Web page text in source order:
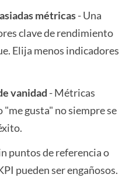
métricas- Una
clave de rendimiento
Elija menos indicadores
vanidad - Métricas
"me gusta" no siempre se
puntos de referencia o
pueden ser engañosos.